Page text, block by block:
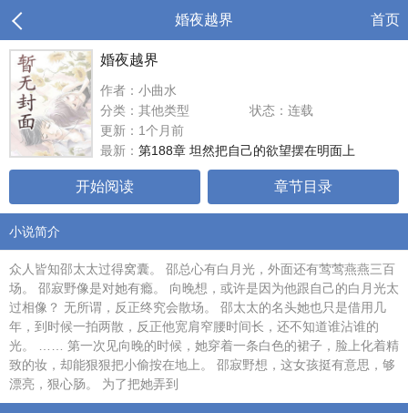
婚夜越界 首页
婚夜越界
作者：小曲水
分类：其他类型
状态：连载
更新：1个月前
最新： 第188章 坦然把自己的欲望摆在明面上
开始阅读 章节目录
小说简介
众人皆知邵太太过得窝囊。 邵总心有白月光，外面还有莺莺燕燕三百
场。 邵寂野像是对她有瘾。 向晚想，或许是因为他跟自己的白月光太
过相像？ 无所谓，反正终究会散场。 邵太太的名头她也只是借用几
年，到时候一拍两散，反正他宽肩窄腰时间长，还不知道谁沾谁的
光。 …… 第一次见向晚的时候，她穿着一条白色的裙子，脸上化着精
致的妆，却能狠狠把小偷按在地上。 邵寂野想，这女孩挺有意思，够
漂亮，狠心肠。 为了把她弄到